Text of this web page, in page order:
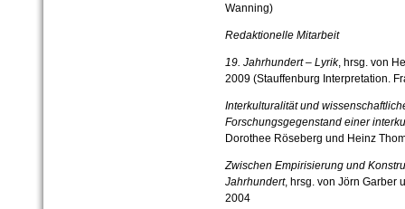
Wanning)
Redaktionelle Mitarbeit
19. Jahrhundert – Lyrik, hrsg. von
2009 (Stauffenburg Interpretation.
Interkulturalität und
Forschungsgegenstand einer
Dorothee Röseberg und Heinz
Zwischen Empirisierung und
Jahrhundert, hrsg. von Jörn Garber
2004